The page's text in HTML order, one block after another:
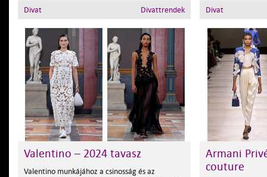
Divat Divattrendek Divat
Valentino – 2024 tavasz
Valentino munkájához a csinosság és az
Armani
couture